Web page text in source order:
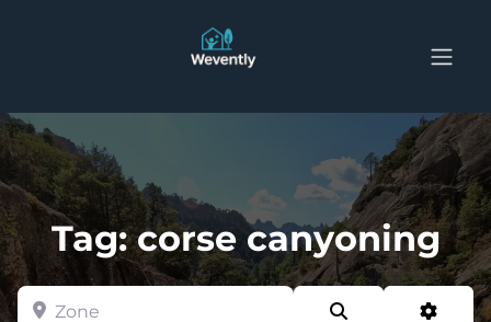
Tag: corse canyoning
Zone